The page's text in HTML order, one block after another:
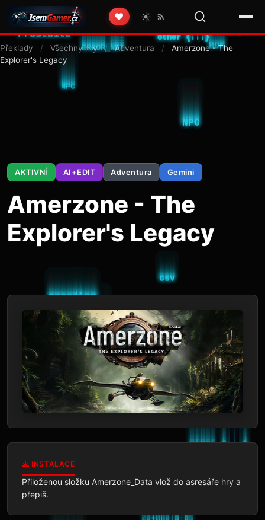
❤️ ☀️
Překlady / Všechny hry / Adventura /
Amerzone - The
Explorer's Legacy
AKTIVNÍ AI+EDIT Adventura Gemini
Amerzone - The
Explorer's Legacy
INSTALACE
Přiloženou složku Amerzone_Data vlož do asresáře hry a
přepiš.